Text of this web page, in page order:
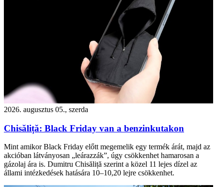
2026. augusztus 05., szerda
Chisăliță: Black Friday van a benzinkutakon
Mint amikor Black Friday előtt megemelik egy termék árát, majd az
akcióban látványosan „leárazzák”, úgy csökkenhet hamarosan a
gázolaj ára is. Dumitru Chisăliță szerint a közel 11 lejes dízel az
állami intézkedések hatására 10–10,20 lejre csökkenhet.